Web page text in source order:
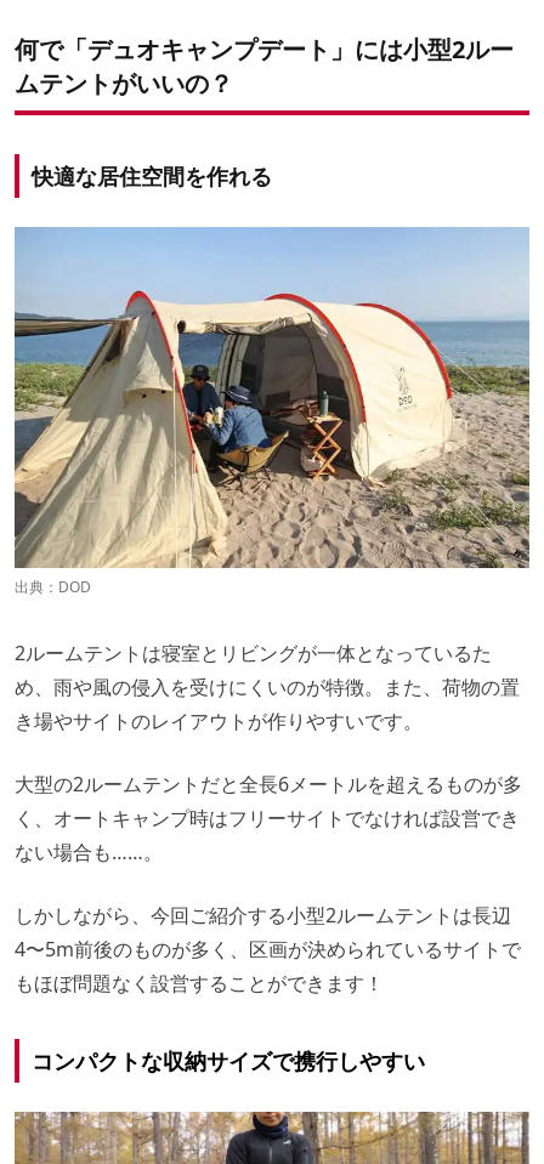
何で「デュオキャンプデート」には小型2ルー
ムテントがいいの？
快適な居住空間を作れる
出典： DOD
2ルームテントは寝室とリビングが一体となっているた
め、雨や風の侵入を受けにくいのが特徴。また、荷物の置
き場やサイトのレイアウトが作りやすいです。
大型の2ルームテントだと全長6メートルを超えるものが多
く、オートキャンプ時はフリーサイトでなければ設営でき
ない場合も……。
しかしながら、今回ご紹介する小型2ルームテントは長辺
4〜5m前後のものが多く、区画が決められているサイトで
もほぼ問題なく設営することができます！
コンパクトな収納サイズで携行しやすい